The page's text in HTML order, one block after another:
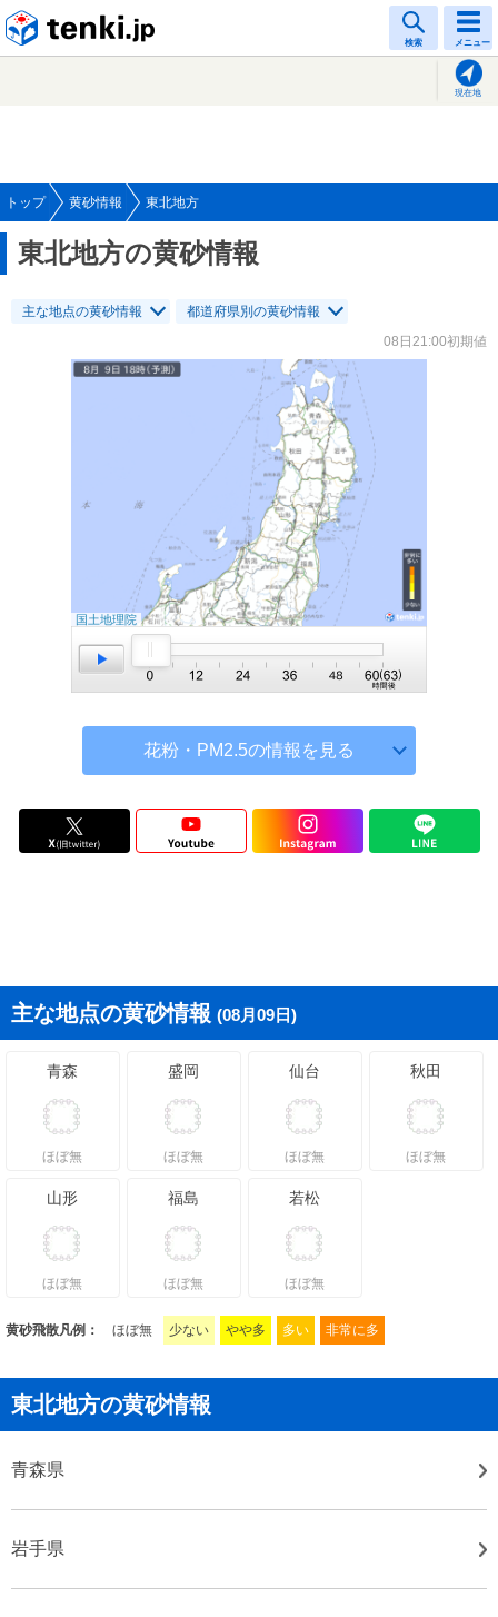
検索 メニュー
現在地
トップ 黄砂情報 東北地方
東北地方の黄砂情報
主な地点の黄砂情報
都道府県別の黄砂情報
08日21:00初期値
国土地理院
花粉・PM2.5の情報を見る
主な地点の黄砂情報 (08月09日)
青森
ほぼ無
盛岡
ほぼ無
仙台
ほぼ無
秋田
ほぼ無
山形
ほぼ無
福島
ほぼ無
若松
ほぼ無
黄砂飛散凡例： ほぼ無 少ない やや多 多い 非常に多
東北地方の黄砂情報
青森県
岩手県